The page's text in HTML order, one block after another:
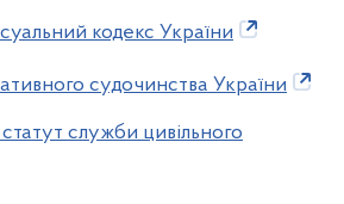
кодекс України
судочинства України
служби цивільного